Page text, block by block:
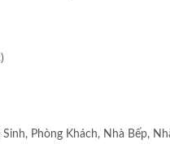
Phòng Khách, Nhà Bếp,